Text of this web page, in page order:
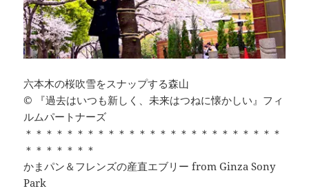
六本木の桜吹雪をスナップする森山
© 『過去はいつも新しく、未来はつねに懐かしい』フィ
ルムパートナーズ
＊＊＊＊＊＊＊＊＊＊＊＊＊＊＊＊＊＊＊＊＊＊＊＊＊
＊＊＊＊＊＊＊
かまパン＆フレンズの産直エブリー from Ginza Sony
Park